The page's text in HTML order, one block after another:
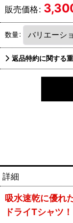
販売価格:
数量:
返品特約に関する
詳細
吸水速乾に優れ
ドライTシャツ！